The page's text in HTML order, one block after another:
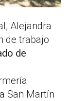
Alejandra
de trabajo
de
San Martín